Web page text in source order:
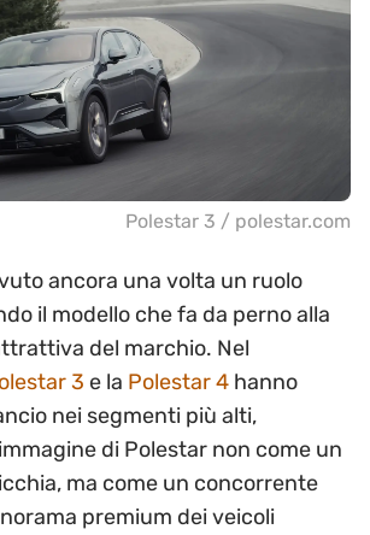
Polestar 3 / polestar.com
ancora una volta un ruolo
il modello che fa da perno alla
del marchio. Nel
3 e la Polestar 4 hanno
nei segmenti più alti,
di Polestar non come un
ma come un concorrente
premium dei veicoli